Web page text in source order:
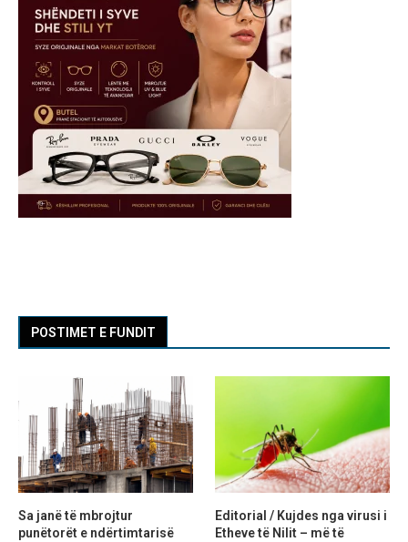
POSTIMET E FUNDIT
Sa janë të mbrojtur
punëtorët e ndërtimtarisë
Editorial / Kujdes nga virusi i
Etheve të Nilit – më të